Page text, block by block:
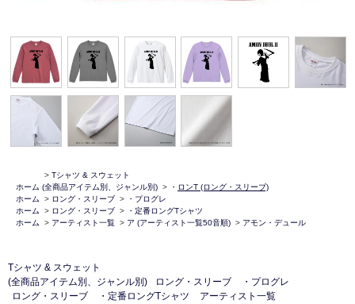
ホーム
> Tシャツ & スウェット
(全商品アイテム別、ジャンル別) > ・ ロンT (ロング・スリーブ)
ホーム
> ロング・スリーブ >
・プログレ
ホーム
> ロング・スリーブ >
・定番ロングTシャツ
ホーム
> アーティスト一覧 > ア (アーティスト一覧50音順) > アモン・デュール
Tシャツ & スウェット
(全商品アイテム別、ジャンル別)
ロング・スリーブ
・プログレ
ロング・スリーブ
・定番ロングTシャツ
アーティスト一覧